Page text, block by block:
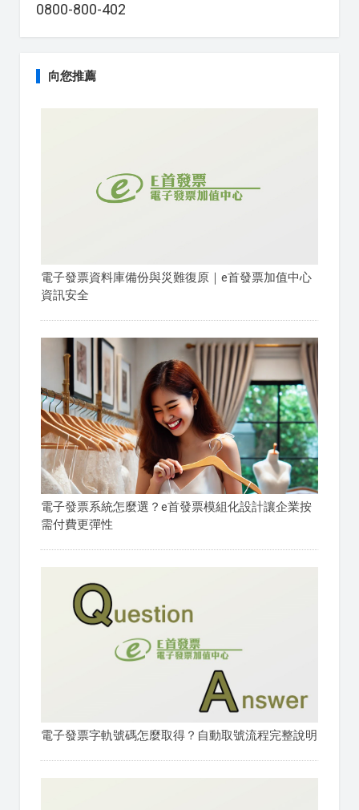
0800-800-402
向您推薦
電子發票資料庫備份與災難復原｜e首發票加值中心
資訊安全
電子發票系統怎麼選？e首發票模組化設計讓企業按
需付費更彈性
電子發票字軌號碼怎麼取得？自動取號流程完整說明